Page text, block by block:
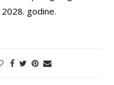
godine.